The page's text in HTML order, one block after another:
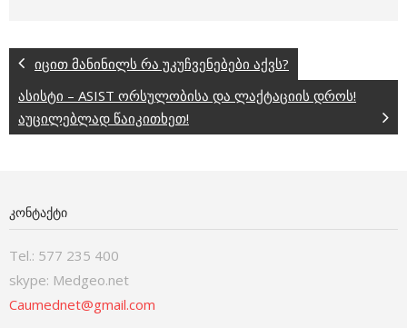
იცით მანინილს რა უკუჩვენებები აქვს?
ასისტი – ASIST ორსულობისა და ლაქტაციის დროს!
აუცილებლად წაიკითხეთ!
ᲙᲝᲜᲢᲐᲥᲢᲘ
Tel.: 577 235 400
skype: Medgeo.net
Caumednet@gmail.com